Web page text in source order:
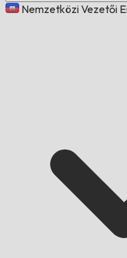
Nemzetközi Vezetői